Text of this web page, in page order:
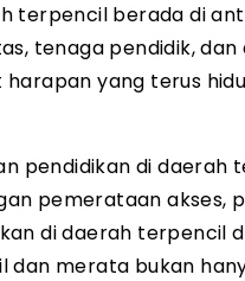
terpencil berada di
tenaga pendidik,
yang terus
pendidikan di
pemerataan
di daerah terpencil
dan merata bukan